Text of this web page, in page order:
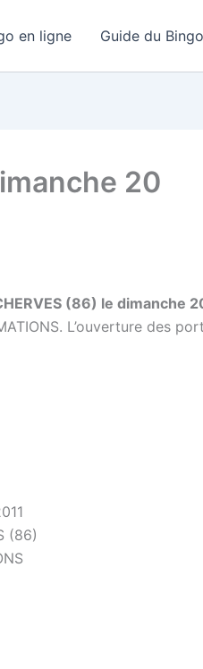
en ligne Guide du
20
(86) le dimanche
L’ouverture des
(86)